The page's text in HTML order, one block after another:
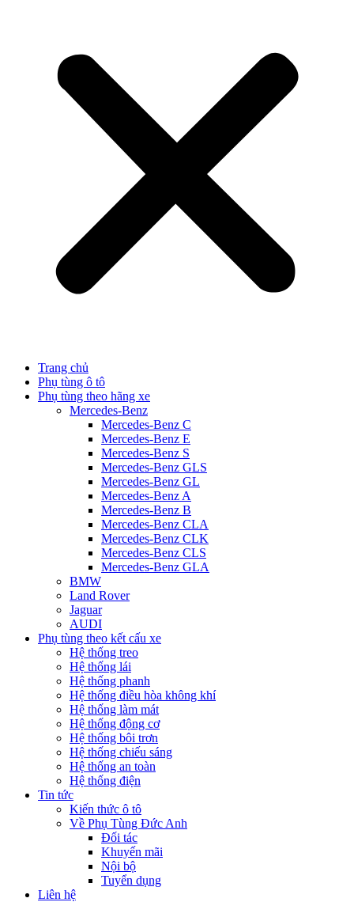
Trang chủ
Phụ tùng ô tô
Phụ tùng theo hãng xe
Mercedes-Benz
Mercedes-Benz C
Mercedes-Benz E
Mercedes-Benz S
Mercedes-Benz GLS
Mercedes-Benz GL
Mercedes-Benz A
Mercedes-Benz B
Mercedes-Benz CLA
Mercedes-Benz CLK
Mercedes-Benz CLS
Mercedes-Benz GLA
BMW
Land Rover
Jaguar
AUDI
Phụ tùng theo kết cấu xe
Hệ thống treo
Hệ thống lái
Hệ thống phanh
Hệ thống điều hòa không khí
Hệ thống làm mát
Hệ thống động cơ
Hệ thống bôi trơn
Hệ thống chiếu sáng
Hệ thống an toàn
Hệ thống điện
Tin tức
Kiến thức ô tô
Về Phụ Tùng Đức Anh
Đối tác
Khuyến mãi
Nội bộ
Tuyển dụng
Liên hệ